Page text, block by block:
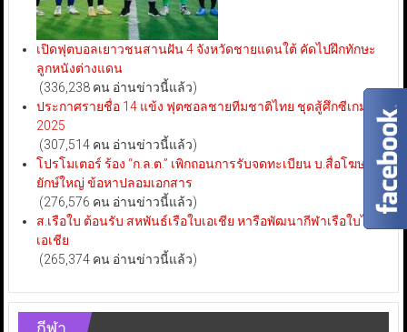
เปิดฟุตบอลเยาวชนสานฝัน 4 จังหวัดชายแดนใต้ คัดไปฝึกทักษะ
ลูกหนังต่างแดน
(336,238 คน อ่านข่าวนี้แล้ว)
ประกาศรายชื่อ 14 แข้ง ฟุตซอลชายทีมชาติไทย ชุดสู้ศึกซีเกมส์
2025
(307,514 คน อ่านข่าวนี้แล้ว)
โปรโมเตอร์ ร้อง “ก.ล.ต.” เพิกถอนการรับจดทะเบียน บ.สื่อโฆษณา
ยักษ์ใหญ่ ข้อหาปลอมเอกสาร
(276,576 คน อ่านข่าวนี้แล้ว)
ส.เรือใบ ต้อนรับ สหพันธ์เรือใบเอเชีย หารือพัฒนากีฬาเรือใบไทย-
เอเชีย
(265,374 คน อ่านข่าวนี้แล้ว)
กีฬา